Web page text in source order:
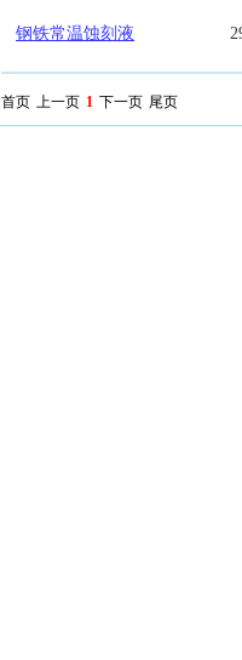
钢铁常温蚀刻液
首页 上一页 1 下一页 尾页